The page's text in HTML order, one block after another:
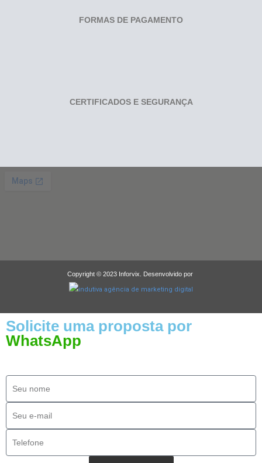
FORMAS DE PAGAMENTO
CERTIFICADOS E SEGURANÇA
Copyright © 2023 Inforvix. Desenvolvido por
Solicite uma proposta por
WhatsApp